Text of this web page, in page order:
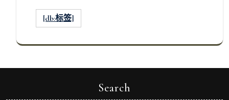
[db:标签]
Search